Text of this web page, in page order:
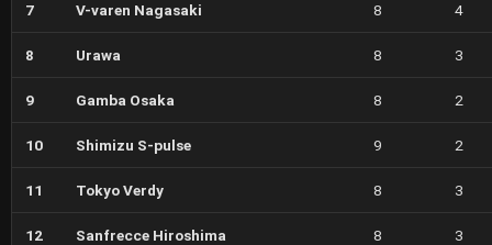
7 V-varen Nagasaki 8 4
8 Urawa 8 3
9 Gamba Osaka 8 2
10 Shimizu S-pulse 9 2
11 Tokyo Verdy 8 3
12 Sanfrecce Hiroshima 8 3